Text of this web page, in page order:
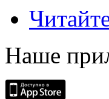
Наше